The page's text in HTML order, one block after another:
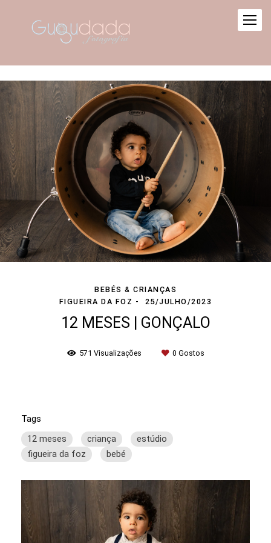
BEBÉS & CRIANÇAS
FIGUEIRA DA FOZ
25/JULHO/2023
12 MESES | GONÇALO
571 Visualizações 0 Gostos
Tags
12 meses
criança
estúdio
figueira da foz
bebé